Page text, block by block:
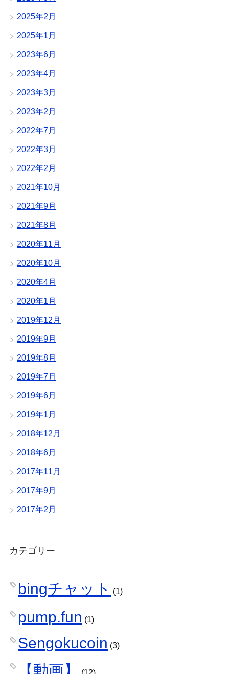
2025年2月
2025年1月
2023年6月
2023年4月
2023年3月
2023年2月
2022年7月
2022年3月
2022年2月
2021年10月
2021年9月
2021年8月
2020年11月
2020年10月
2020年4月
2020年1月
2019年12月
2019年9月
2019年8月
2019年7月
2019年6月
2019年1月
2018年12月
2018年6月
2017年11月
2017年9月
2017年2月
カテゴリー
bingチャット (1)
pump.fun (1)
Sengokucoin (3)
【動画】